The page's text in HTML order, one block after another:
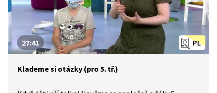
PL
27:41
Klademe si otázky (pro 5. tř.)